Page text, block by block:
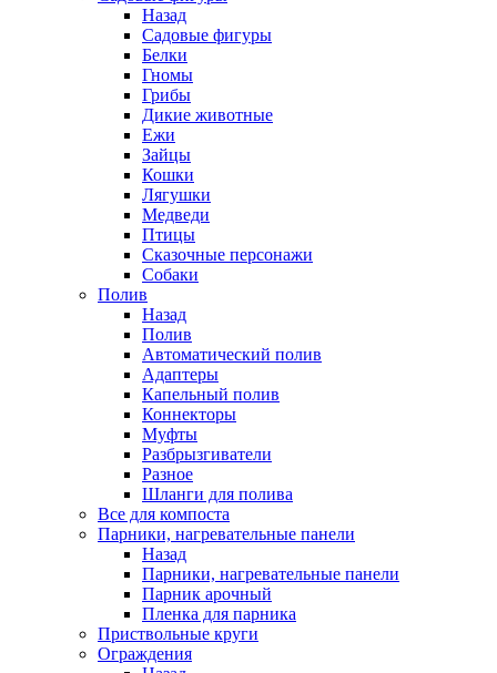
Назад
Садовые фигуры
Белки
Гномы
Грибы
Дикие животные
Ежи
Зайцы
Кошки
Лягушки
Медведи
Птицы
Сказочные персонажи
Собаки
Полив
Назад
Полив
Автоматический полив
Адаптеры
Капельный полив
Коннекторы
Муфты
Разбрызгиватели
Разное
Шланги для полива
Все для компоста
Парники, нагревательные панели
Назад
Парники, нагревательные панели
Парник арочный
Пленка для парника
Приствольные круги
Ограждения